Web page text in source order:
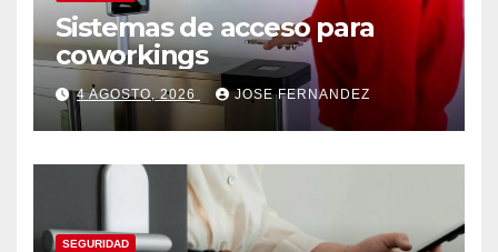
Sistemas de acceso para
coworkings
4 AGOSTO, 2026 JOSE FERNANDEZ
SEGURIDAD